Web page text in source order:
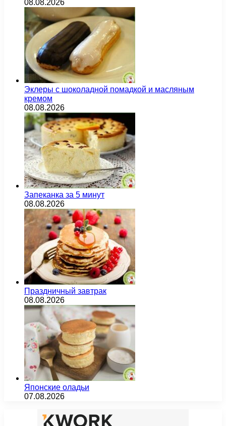
08.08.2026
Эклеры с шоколадной помадкой и масляным
кремом
08.08.2026
Запеканка за 5 минут
08.08.2026
Праздничный завтрак
08.08.2026
Японские оладьи
07.08.2026